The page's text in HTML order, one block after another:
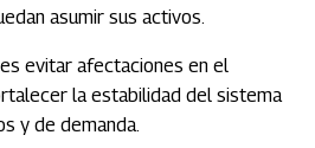
asumir sus activos.
evitar afectaciones en el
la estabilidad del sistema
y de demanda.